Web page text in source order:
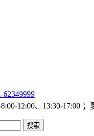
62349999
12:00、13:30-17:00 ；
搜索